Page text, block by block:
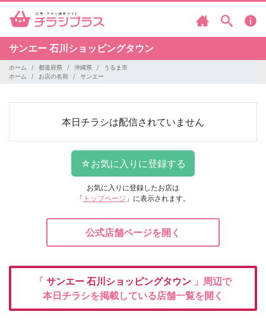
サンエー 石川ショッピングタウン
ホーム 都道府県 沖縄県
うるま市
ホーム
お店の名前 サンエー
本日チラシは配信されていません
お気に入りに登録したお店は
「 トップページ 」に表示されます。
公式店舗ページを開く
「 サンエー 石川ショッピングタウン 」周辺で
本日チラシを掲載している店舗一覧を開く